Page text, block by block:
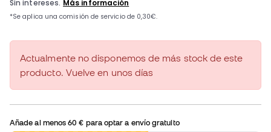
Actualmente no disponemos de más stock de este
producto. Vuelve en unos días
Añade al menos60 € para optar a envío gratuito